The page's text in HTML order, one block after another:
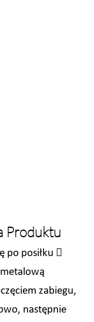
Produktu
po posiłku 
zabiegu,
następnie